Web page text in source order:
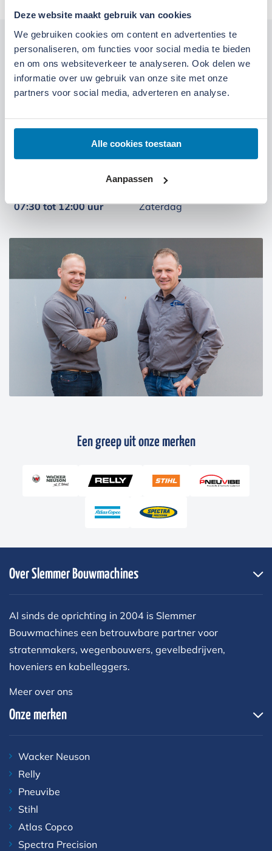
Deze website maakt gebruik van cookies
We gebruiken cookies om content en advertenties te
personaliseren, om functies voor social media te bieden
en om ons websiteverkeer te analyseren. Ook delen we
informatie over uw gebruik van onze site met onze
partners voor social media, adverteren en analyse.
Alle cookies toestaan
Aanpassen
Kom langs bij onze locaties
Locatie EdeLocatie Ruinerwold
We zijn gevestigd aan deBroeksteeg 1 in Ede.
Maandag t/m vrijdag
07:30 tot 12:00 uur Zaterdag
Een greep uit onze merken
Over Slemmer Bouwmachines
Al sinds de oprichting in 2004 is Slemmer
Bouwmachines een betrouwbare partner voor
stratenmakers, wegenbouwers, gevelbedrijven,
hoveniers en kabelleggers.
Meer over ons
Onze merken
Wacker Neuson
Relly
Pneuvibe
Stihl
Atlas Copco
Spectra Precision